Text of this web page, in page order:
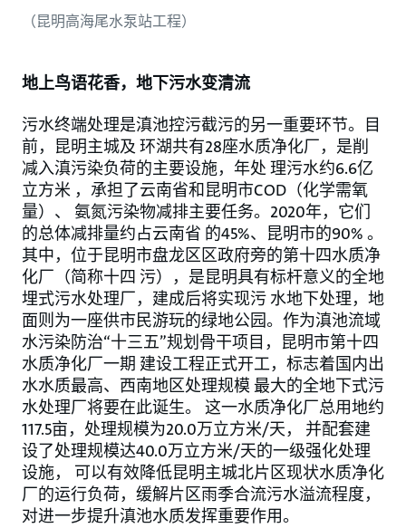
（昆明高海尾水泵站工程）
地上鸟语花香，地下污水变清流
污水终端处理是滇池控污截污的另一重要环节。目
前，昆明主城及 环湖共有28座水质净化厂，是削
减入滇污染负荷的主要设施，年处 理污水约6.6亿
立方米 ，承担了云南省和昆明市COD（化学需氧
量）、 氨氮污染物减排主要任务。2020年，它们
的总体减排量约占云南省 的45%、昆明市的90% 。
其中，位于昆明市盘龙区区政府旁的第十四水质净
化厂（简称十四 污），是昆明具有标杆意义的全地
埋式污水处理厂，建成后将实现污 水地下处理，地
面则为一座供市民游玩的绿地公园。作为滇池流域
水污染防治“十三五”规划骨干项目，昆明市第十四
水质净化厂一期 建设工程正式开工，标志着国内出
水水质最高、西南地区处理规模 最大的全地下式污
水处理厂将要在此诞生。 这一水质净化厂总用地约
117.5亩，处理规模为20.0万立方米/天， 并配套建
设了处理规模达40.0万立方米/天的一级强化处理
设施， 可以有效降低昆明主城北片区现状水质净化
厂的运行负荷，缓解片区雨季合流污水溢流程度，
对进一步提升滇池水质发挥重要作用。